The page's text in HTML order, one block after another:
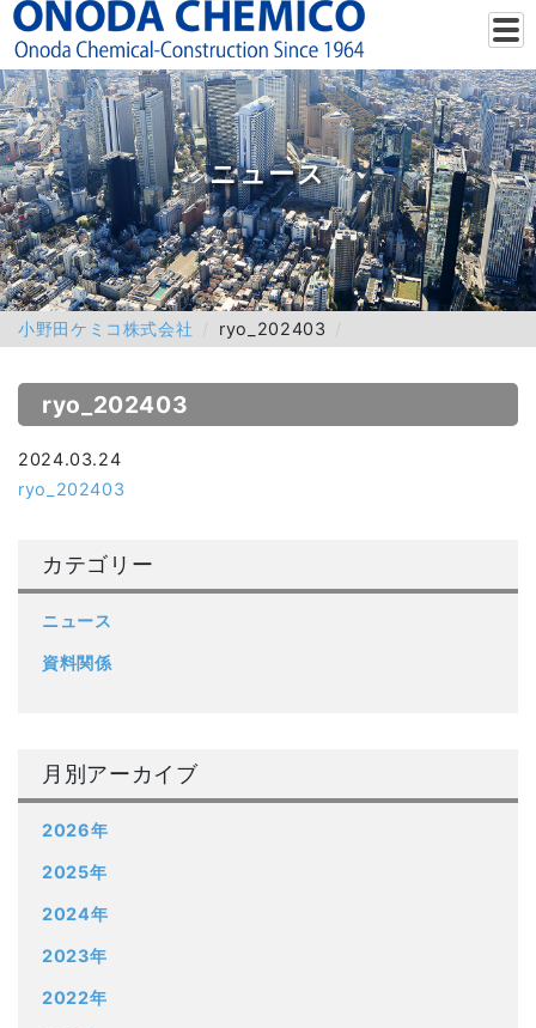
ニュース
小野田ケミコ株式会社 ryo_202403
ryo_202403
2024.03.24
ryo_202403
カテゴリー
ニュース
資料関係
月別アーカイブ
2026年
2025年
2024年
2023年
2022年